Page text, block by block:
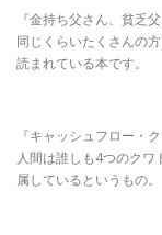
『金持ち父さん、貧乏
同じくらいたくさんの
読まれている本です。
『キャッシュフロー・
人間は誰しも4つのクワ
属しているというもの。